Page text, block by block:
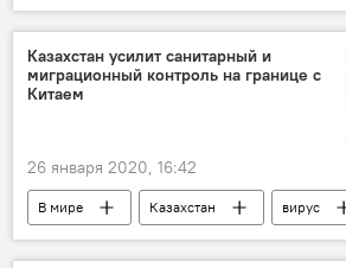
падение
Казахстан усилит санитарный и
миграционный контроль на границе с
Китаем
26 января 2020, 16:42
В мире Казахстан
вирус
Китай